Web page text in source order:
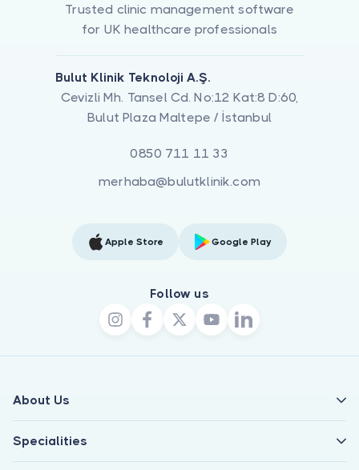
Trusted clinic management software
for UK healthcare professionals
Bulut Klinik Teknoloji A.Ş.
Cevizli Mh. Tansel Cd. No:12 Kat:8 D:60,
Bulut Plaza Maltepe / İstanbul
0850 711 11 33
merhaba@bulutklinik.com
Apple Store Google Play
Follow us
About Us
Specialities